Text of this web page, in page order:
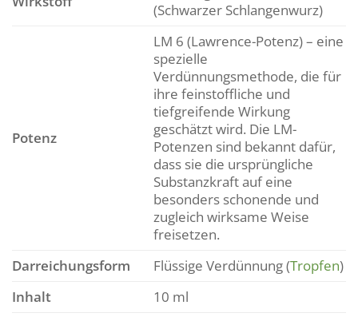
(Schwarzer Schlangenwurz)
Potenz
LM 6 (Lawrence-Potenz) – eine
spezielle
Verdünnungsmethode, die für
ihre feinstoffliche und
tiefgreifende Wirkung
geschätzt wird. Die LM-
Potenzen sind bekannt dafür,
dass sie die ursprüngliche
Substanzkraft auf eine
besonders schonende und
zugleich wirksame Weise
freisetzen.
Darreichungsform
Flüssige Verdünnung (Tropfen)
Inhalt
10 ml